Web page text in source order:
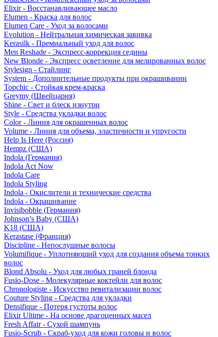
Elixir - Восстанавливающее масло
Elumen - Краска для волос
Elumen Care - Уход за волосами
Evolution - Нейтральная химическая завивка
Kerasilk - Премиальный уход для волос
Men Reshade - Экспресс-коррекция седины
New Blonde - Экспресс осветление для мелированных волос
Stylesign - Стайлинг
System - Дополнительные продукты при окрашивании
Topchic - Стойкая крем-краска
Greymy (Швейцария)
Shine - Свет и блеск изнутри
Style - Средства укладки волос
Color - Линия для окрашенных волос
Volume - Линия для объема, эластичности и упругости
Help Is Here (Россия)
Hempz (США)
Indola (Германия)
Indola Act Now
Indola Care
Indola Styling
Indola - Окислители и технические средства
Indola - Окрашивание
Invisibobble (Германия)
Johnson’s Baby (США)
K18 (США)
Kerastase (Франция)
Discipline - Непослушные волосы
Volumifique - Уплотняющий уход для создания объема тонких
волос
Blond Absolu - Уход для любых граней блонда
Fusio-Dose - Молекулярные коктейли для волос
Chronologiste - Искусство ревитализации волос
Couture Styling - Средства для укладки
Densifique - Потеря густоты волос
Elixir Ultime - На основе драгоценных масел
Fresh Affair - Сухой шампунь
Fusio-Scrub - Скраб-уход для кожи головы и волос